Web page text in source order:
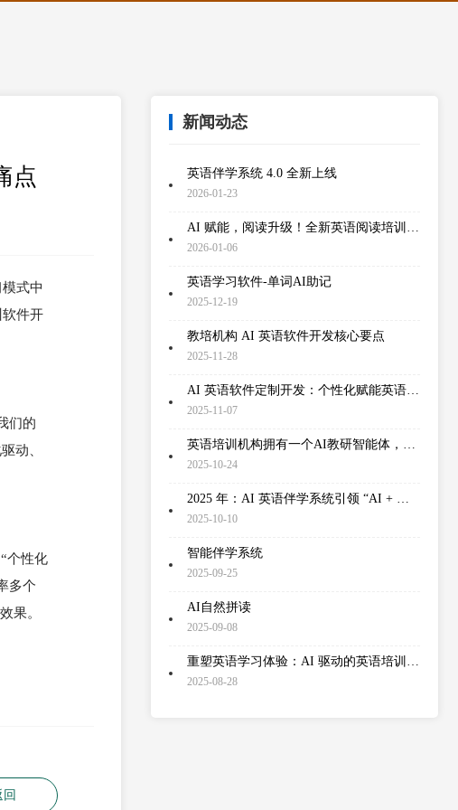
点
式中
件开
们的
动、
个性化
多个
果。
回
新闻动态
英语伴学系统 4.0 全新上线
2026-01-23
AI 赋能，阅读升级！全新英语阅读培训软件震撼上线
2026-01-06
英语学习软件-单词AI助记
2025-12-19
教培机构 AI 英语软件开发核心要点
2025-11-28
AI 英语软件定制开发：个性化赋能英语学习
2025-11-07
英语培训机构拥有一个AI教研智能体，轻松解决线上培训的内容研发
2025-10-24
2025 年：AI 英语伴学系统引领 “AI + 教育” 规模化落地
2025-10-10
智能伴学系统
2025-09-25
AI自然拼读
2025-09-08
重塑英语学习体验：AI 驱动的英语培训软件如何破解传统学习痛点
2025-08-28